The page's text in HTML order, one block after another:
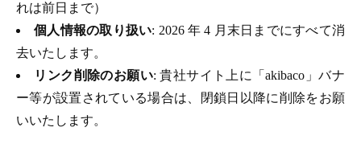
れは前日まで）
個人情報の取り扱い: 2026 年 4 月末日までにすべて消
去いたします。
リンク削除のお願い: 貴社サイト上に「akibaco」バナ
ー等が設置されている場合は、閉鎖日以降に削除をお願
いいたします。